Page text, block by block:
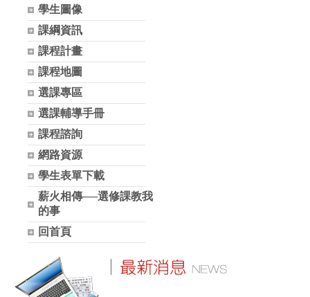
學生圖像
課綱資訊
課程計畫
課程地圖
選課專區
選課輔導手冊
課程諮詢
網路資源
學生表單下載
薪火相傳──選修課教我
的事
回首頁